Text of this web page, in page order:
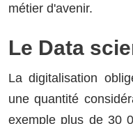
métier d'avenir.
Le Data
La digitalisation
une quantité
exemple plus de 30